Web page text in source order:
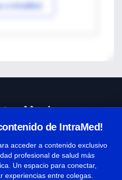
a IntraMed
de IntraMed!
acceder a contenido exclusivo
profesional de salud más
Un espacio para conectar,
experiencias entre colegas.
y condiciones